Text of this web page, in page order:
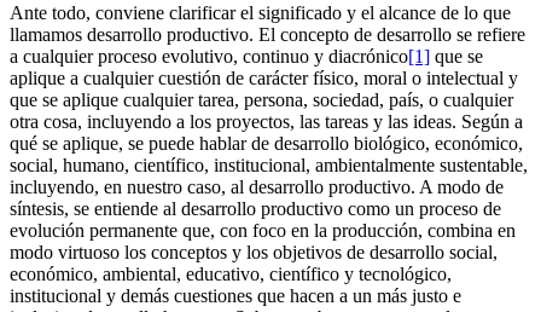
Ante todo, conviene clarificar el significado y el alcance de lo que
llamamos desarrollo productivo. El concepto de desarrollo se refiere
a cualquier proceso evolutivo, continuo y diacrónico[1] que se
aplique a cualquier cuestión de carácter físico, moral o intelectual y
que se aplique cualquier tarea, persona, sociedad, país, o cualquier
otra cosa, incluyendo a los proyectos, las tareas y las ideas. Según a
qué se aplique, se puede hablar de desarrollo biológico, económico,
social, humano, científico, institucional, ambientalmente sustentable,
incluyendo, en nuestro caso, al desarrollo productivo. A modo de
síntesis, se entiende al desarrollo productivo como un proceso de
evolución permanente que, con foco en la producción, combina en
modo virtuoso los conceptos y los objetivos de desarrollo social,
económico, ambiental, educativo, científico y tecnológico,
institucional y demás cuestiones que hacen a un más justo e